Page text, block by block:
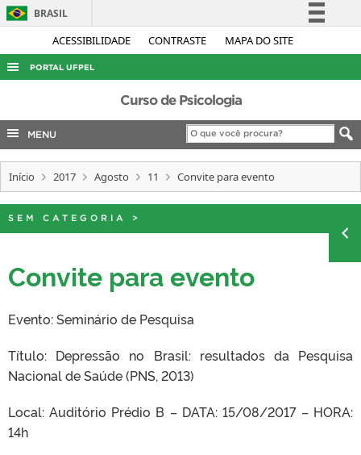
ACESSIBILIDADE CONTRASTE MAPA DO SITE
BRASIL
Simplifique!
Acesso à informação
Legislação
Canais
PORTAL UFPEL
ACESSO À INFORMAÇÃO
AUDITORIA
COBALTO
CONCURSOS
EDITAIS
INTERNACIONAL
PORTARIAS
TELEFONES
Curso de Psicologia
MENU
Início 2017 Agosto 11 Convite para evento
SEM CATEGORIA >
Convite para evento
Evento: Seminário de Pesquisa
Título: Depressão no Brasil: resultados da Pesquisa
Nacional de Saúde (PNS, 2013)
Local: Auditório Prédio B – DATA: 15/08/2017 – HORA:
14h